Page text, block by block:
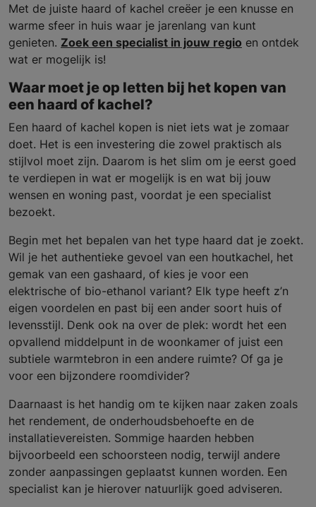
Met de juiste haard of kachel creëer je een knusse en
warme sfeer in huis waar je jarenlang van kunt
genieten. Zoek een specialist in jouw regio en ontdek
wat er mogelijk is!
Waar moet je op letten bij het kopen van
een haard of kachel?
Een haard of kachel kopen is niet iets wat je zomaar
doet. Het is een investering die zowel praktisch als
stijlvol moet zijn. Daarom is het slim om je eerst goed
te verdiepen in wat er mogelijk is en wat bij jouw
wensen en woning past, voordat je een specialist
bezoekt.
Begin met het bepalen van het type haard dat je zoekt.
Wil je het authentieke gevoel van een houtkachel, het
gemak van een gashaard, of kies je voor een
elektrische of bio-ethanol variant? Elk type heeft z’n
eigen voordelen en past bij een ander soort huis of
levensstijl. Denk ook na over de plek: wordt het een
opvallend middelpunt in de woonkamer of juist een
subtiele warmtebron in een andere ruimte? Of ga je
voor een bijzondere roomdivider?
Daarnaast is het handig om te kijken naar zaken zoals
het rendement, de onderhoudsbehoefte en de
installatievereisten. Sommige haarden hebben
bijvoorbeeld een schoorsteen nodig, terwijl andere
zonder aanpassingen geplaatst kunnen worden. Een
specialist kan je hierover natuurlijk goed adviseren.